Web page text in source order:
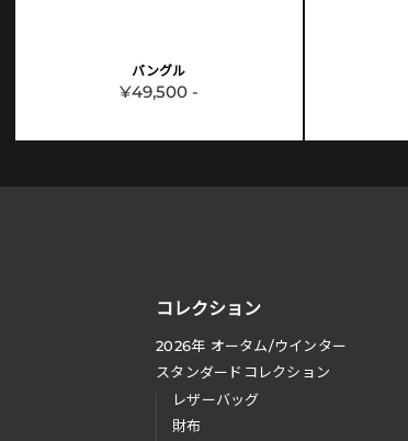
バングル
¥49,500 -
コレクション
2026年 オータム/ウインター
スタンダードコレクション
レザーバッグ
財布